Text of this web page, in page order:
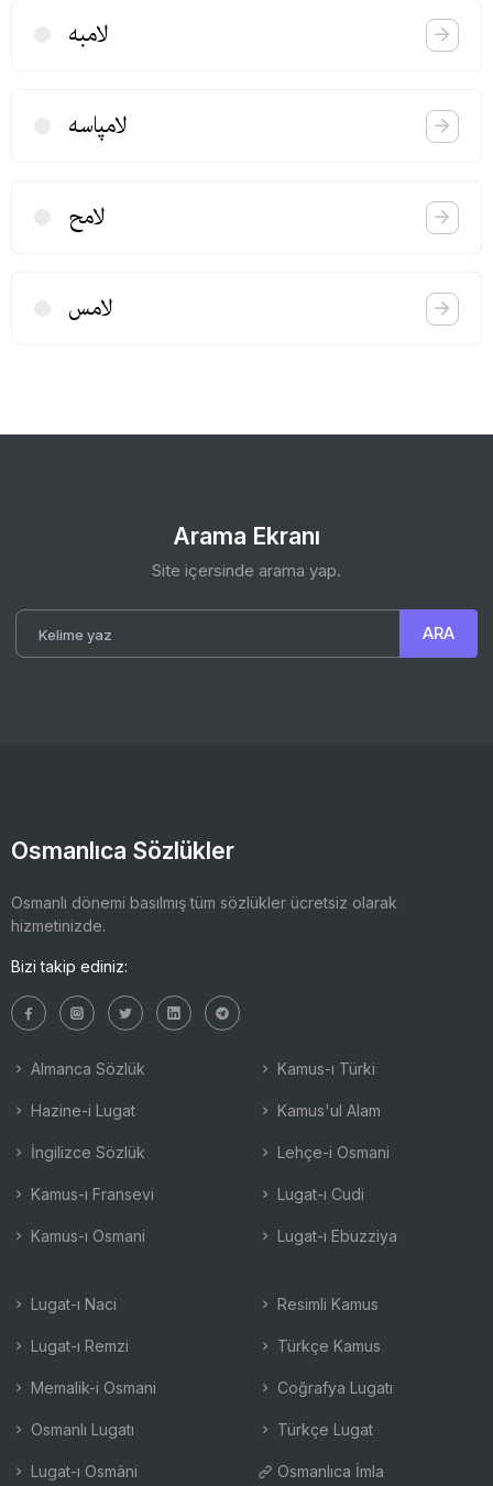
لامبه
لامپاسه
لامح
لامس
Arama Ekranı
Site içersinde arama yap.
Osmanlıca Sözlükler
Osmanlı dönemi basılmış tüm sözlükler ücretsiz olarak
hizmetinizde.
Bizi takip ediniz:
Almanca Sözlük
Hazine-i Lugat
İngilizce Sözlük
Kamus-ı Fransevi
Kamus-ı Osmani
Kamus-ı Türki
Kamus'ul Alam
Lehçe-i Osmani
Lugat-ı Cudi
Lugat-ı Ebuzziya
Lugat-ı Naci
Lugat-ı Remzi
Memalik-i Osmani
Osmanlı Lugatı
Lugat-ı Osmâni
Resimli Kamus
Türkçe Kamus
Coğrafya Lugatı
Türkçe Lugat
Osmanlıca İmla